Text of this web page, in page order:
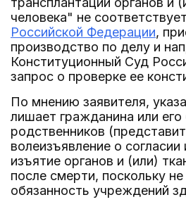
человека" не соответствует
Российской Федерации,
производство по делу и
Конституционный Суд
запрос о проверке ее
По мнению заявителя,
лишает гражданина или его
родственников
волеизъявление о согласии
изъятие органов и (или)
после смерти, поскольку
обязанность учреждений